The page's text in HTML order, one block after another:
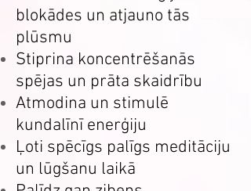
blokādes un atjauno tās
plūsmu
Stiprina koncentrēšanās
spējas un prāta skaidrību
Atmodina un stimulē
kundalīnī enerģiju
Ļoti spēcīgs palīgs meditāciju
un lūgšanu laikā